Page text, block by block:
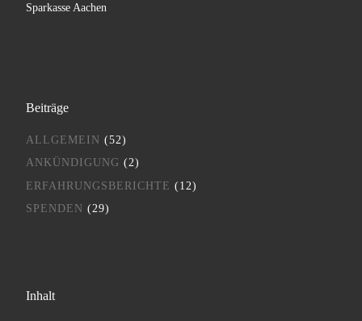
Sparkasse Aachen
Beiträge
ALLGEMEIN (52)
ANKÜNDIGUNG (2)
ERFAHRUNGSBERICHTE (12)
SPENDEN (29)
Inhalt